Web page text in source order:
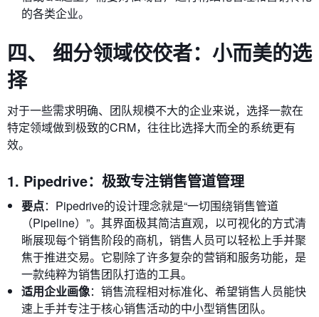
的各类企业。
四、 细分领域佼佼者：小而美的选
择
对于一些需求明确、团队规模不大的企业来说，选择一款在
特定领域做到极致的CRM，往往比选择大而全的系统更有
效。
1. Pipedrive：极致专注销售管道管理
要点：Pipedrive的设计理念就是“一切围绕销售管道
（Pipeline）”。其界面极其简洁直观，以可视化的方式清
晰展现每个销售阶段的商机，销售人员可以轻松上手并聚
焦于推进交易。它剔除了许多复杂的营销和服务功能，是
一款纯粹为销售团队打造的工具。
适用企业画像：销售流程相对标准化、希望销售人员能快
速上手并专注于核心销售活动的中小型销售团队。